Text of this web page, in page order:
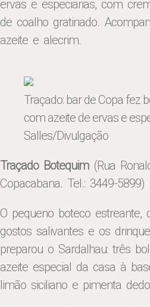
ervas e especiarias, com
de coalho gratinado.
azeite e alecrim.
Traçado: bar de Copa fez
com azeite de ervas e
Salles/Divulgação
Traçado Botequim(Rua
Copacabana. Tel.: 3449-5899)
O pequeno boteco
gostos salivantes e os
preparou o Sardalhau: três
azeite especial da casa à
limão siciliano e pimenta